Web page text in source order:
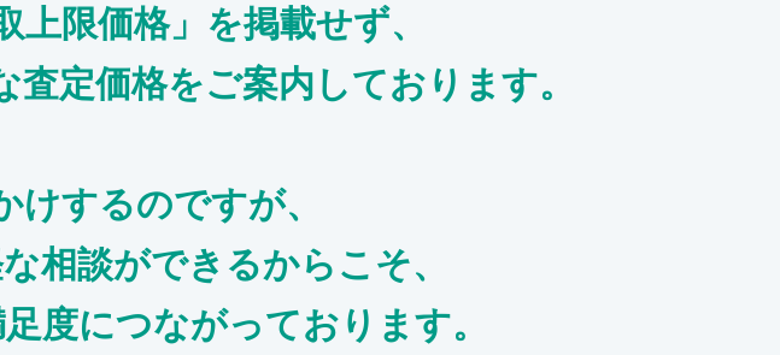
限価格」を掲載せず、
定価格をご案内しております。
するのですが、
相談ができるからこそ、
度につながっております。